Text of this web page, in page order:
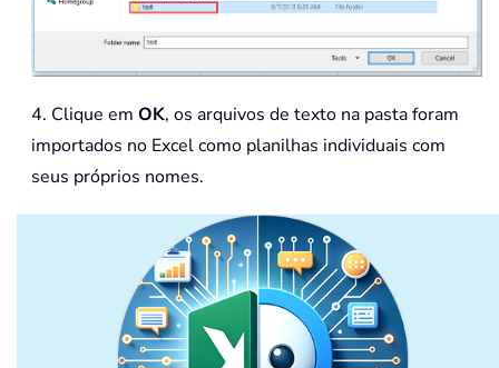
.RefreshStyle =
.SavePassword = False
=
True
.RefreshPeriod = 0
.TextFilePromptOnRefresh
.TextFileParseType =
.TextFileTextQualifier
.
.TextFileTabDelimiter
.
. TextFileCommaDelimiter
4. Clique em OK, os arquivos de texto na pasta foram
importados no Excel como planilhas individuais com
seus próprios nomes.